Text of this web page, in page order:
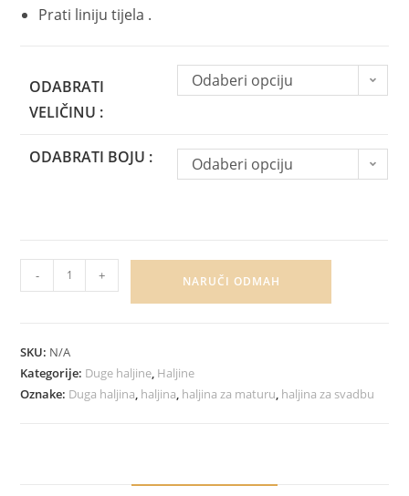
Prati liniju tijela .
ODABRATI
VELIČINU :
Odaberi opciju
ODABRATI BOJU : Odaberi opciju
- + NARUČI ODMAH
SKU: N/A
Kategorije: Duge haljine, Haljine
Oznake: Duga haljina, haljina, haljina za maturu, haljina za svadbu